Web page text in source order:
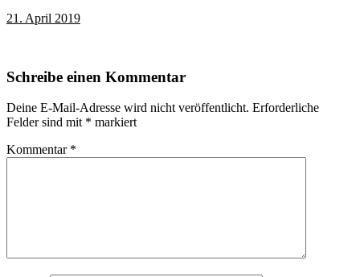
21. April 2019
Schreibe einen Kommentar
Deine E-Mail-Adresse wird nicht veröffentlicht. Erforderliche
Felder sind mit * markiert
Kommentar *